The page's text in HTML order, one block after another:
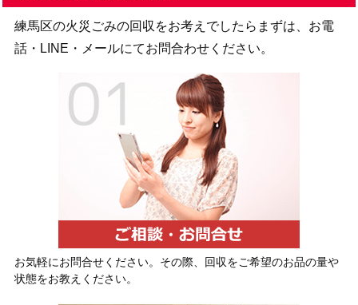
練馬区の火災ごみの回収をお考えでしたらまずは、お電
話・LINE・メールにてお問合わせください。
お気軽にお問合せください。その際、回収をご希望のお品の量や
状態をお教えください。